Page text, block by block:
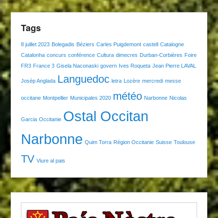
Tags
8 juillet 2023 Bolegadis Béziers Carles Puigdemont castell Catalogne
Catalonha concurs conférence Cultura dimecres Durban-Corbières Foire
FR3 France 3 Gisela Naconaski govern Ives Roqueta Jean Pierre LAVAL
Josèp Anglada Languedoc letra Lozère mercredi messe
occitane Montpellier Municipales 2020 météo Narbonne Nicolas
Garcia Occitanie Ostal Occitan
Narbonne Quim Torra Région Occitanie Suisse Toulouse
TV Viure al pais